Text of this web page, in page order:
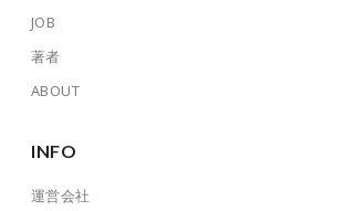
JOB
著者
ABOUT
INFO
運営会社